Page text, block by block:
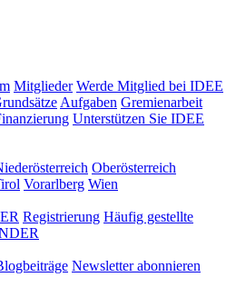
Mitglieder Werde Mitglied bei IDEE
Aufgaben Gremienarbeit
Unterstützen Sie IDEE
Oberösterreich
Vorarlberg Wien
Registrierung Häufig gestellte
Newsletter abonnieren